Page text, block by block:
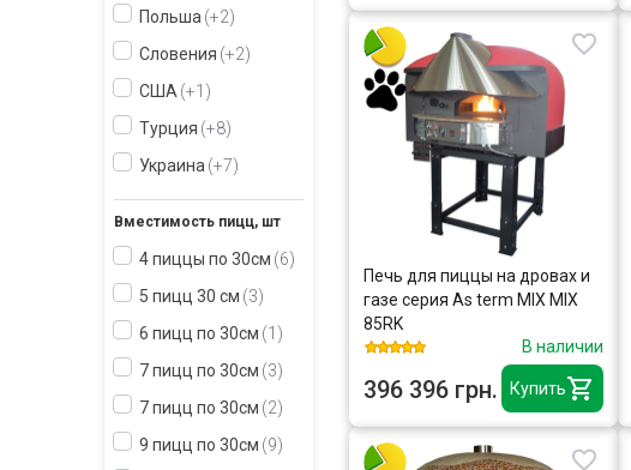
Польша +2
Словения +2
США +1
Турция +8
Украина +7
Вместимость пицц, шт
4 пиццы по 30см 6
5 пицц 30 см 3
6 пицц по 30см 1
7 пицц по 30см 3
7 пицц по 30см 2
9 пицц по 30см 9
Купить
Печь для пиццы на дровах и
газе серия As term MIX MIX
85RK
В наличии
396 396 грн.